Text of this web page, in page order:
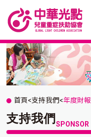
支持我們 SPONSOR
首頁<支持我們<年度財報